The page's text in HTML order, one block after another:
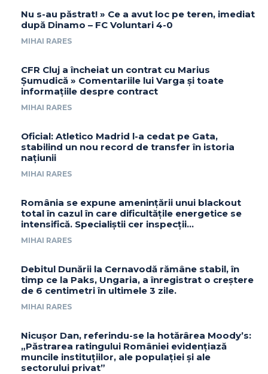
Nu s-au păstrat! » Ce a avut loc pe teren, imediat
după Dinamo – FC Voluntari 4-0
MIHAI RARES
CFR Cluj a încheiat un contrat cu Marius
Șumudică » Comentariile lui Varga și toate
informațiile despre contract
MIHAI RARES
Oficial: Atletico Madrid l-a cedat pe Gata,
stabilind un nou record de transfer în istoria
națiunii
MIHAI RARES
România se expune amenințării unui blackout
total în cazul în care dificultățile energetice se
intensifică. Specialiștii cer inspecții…
MIHAI RARES
Debitul Dunării la Cernavodă rămâne stabil, în
timp ce la Paks, Ungaria, a înregistrat o creștere
de 6 centimetri în ultimele 3 zile.
MIHAI RARES
Nicușor Dan, referindu-se la hotărârea Moody’s:
„Păstrarea ratingului României evidențiază
muncile instituțiilor, ale populației și ale
sectorului privat”